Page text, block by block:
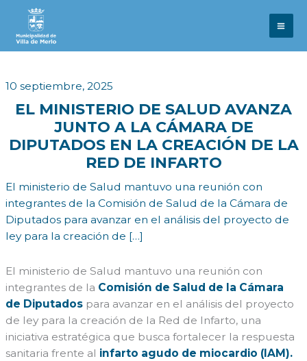
contenido
10 septiembre, 2025
EL MINISTERIO DE SALUD AVANZA
JUNTO A LA CÁMARA DE
DIPUTADOS EN LA CREACIÓN DE LA
RED DE INFARTO
El ministerio de Salud mantuvo una reunión con
integrantes de la Comisión de Salud de la Cámara de
Diputados para avanzar en el análisis del proyecto de
ley para la creación de […]
El ministerio de Salud mantuvo una reunión con
integrantes de la Comisión de Salud de la Cámara
de Diputados para avanzar en el análisis del proyecto
de ley para la creación de la Red de Infarto, una
iniciativa estratégica que busca fortalecer la respuesta
sanitaria frente al infarto agudo de miocardio (IAM).